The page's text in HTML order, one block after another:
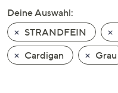
nach
unten
oder
wischen
Sie
Deine Auswahl:
STRANDFEIN
Cardigan
Grau